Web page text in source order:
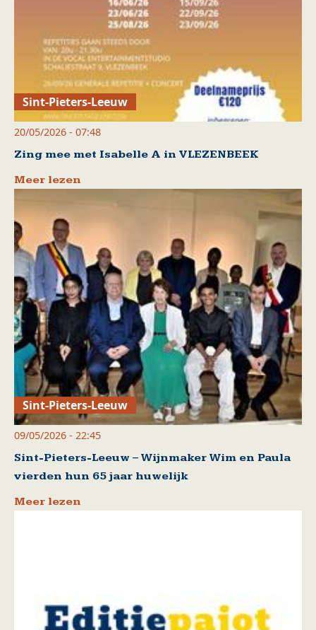
Sint-Pieters-Leeuw
20/05/2026 - 07:48
Zing mee met Isabelle A in VLEZENBEEK
Meer lezen
Sint-Pieters-Leeuw
09/05/2026 - 22:45
Sint-Pieters-Leeuw – Wijnmaker Wim en Paula
vierden hun 65 jaar huwelijk
Meer lezen